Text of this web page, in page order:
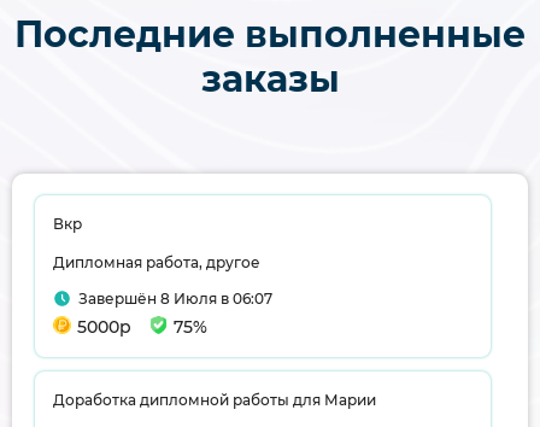
Последние выполненные
заказы
Вкр
Дипломная работа, другое
Завершён 8 Июля в 06:07
5000р 75%
Доработка дипломной работы для Марии